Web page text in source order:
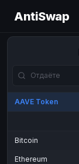
AntiSwap
AAVE Token
Bitcoin
Ethereum